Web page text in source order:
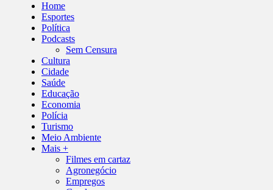
Home
Esportes
Política
Podcasts
Sem Censura
Cultura
Cidade
Saúde
Educação
Economia
Polícia
Turismo
Meio Ambiente
Mais +
Filmes em cartaz
Agronegócio
Empregos